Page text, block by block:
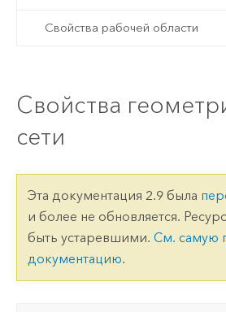
Свойства рабочей области
Свойства
сети
Эта документация 2.9 была
и более не обновляется.
быть устаревшими. См. самую
документацию.